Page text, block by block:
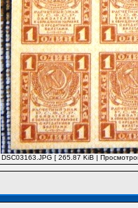
DSC03163.JPG [ 265.87 KiB |